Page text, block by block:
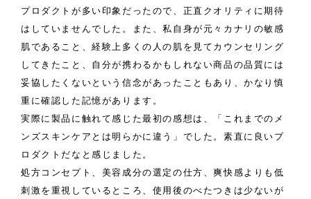
プロダクトが多い印象だったので、正直クオリティに期待
はしていませんでした。また、私自身が元々カナリの敏感
肌であること、経験上多くの人の肌を見てカウンセリング
してきたこと、自分が携わるかもしれない商品の品質には
妥協したくないという信念があったこともあり、かなり慎
重に確認した記憶があります。
実際に製品に触れて感じた最初の感想は、「これまでのメ
ンズスキンケアとは明らかに違う」でした。素直に良いプ
ロダクトだなと感じました。
処方コンセプト、美容成分の選定の仕方、爽快感よりも低
刺激を重視しているところ、使用後のべたつきは少ないが